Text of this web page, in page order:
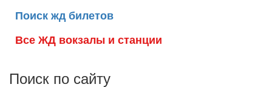
Поиск жд билетов
Все ЖД вокзалы и станции
Поиск по сайту